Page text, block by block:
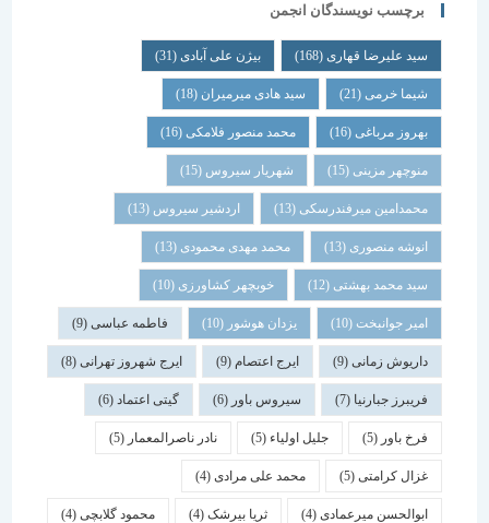
برچسب نویسندگان انجمن
سید علیرضا قهاری(168) بیژن علی آبادی(31)
شیما خرمی(21) سید هادی میرمیران(18)
بهروز مرباغی (16) محمد منصور فلامکی (16)
منوچهر مزینی(15) شهریار سیروس(15)
محمدامین میرفندرسکی(13) اردشیر سیروس(13)
انوشه منصوری(13) محمد مهدی محمودی(13)
سید محمد بهشتی(12) خوبچهر کشاورزی(10)
امیر جوانبخت(10) یزدان هوشور(10) فاطمه عباسی(9)
داریوش زمانی(9) ایرج اعتصام(9) ایرج شهروز تهرانی(8)
فریبرز جبارنیا(7) سیروس باور(6) گیتی اعتماد(6)
فرخ باور(5) جلیل اولیاء(5) نادر ناصرالمعمار (5)
غزال کرامتی(5) محمد علی مرادی(4)
ابوالحسن میرعمادی(4) ثریا بیرشک(4) محمود گلابچی(4)